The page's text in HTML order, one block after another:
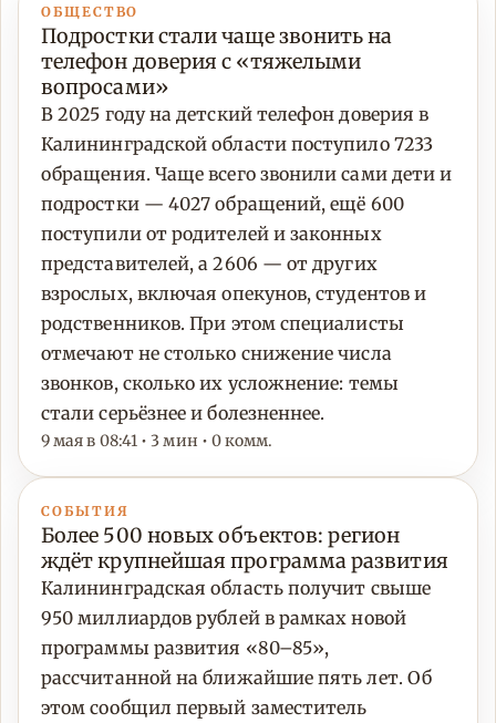
ОБЩЕСТВО
Подростки стали чаще звонить на
телефон доверия с «тяжелыми
вопросами»
В 2025 году на детский телефон доверия в
Калининградской области поступило 7233
обращения. Чаще всего звонили сами дети и
подростки — 4027 обращений, ещё 600
поступили от родителей и законных
представителей, а 2606 — от других
взрослых, включая опекунов, студентов и
родственников. При этом специалисты
отмечают не столько снижение числа
звонков, сколько их усложнение: темы
стали серьёзнее и болезненнее.
9 мая в 08:41 • 3 мин • 0 комм.
СОБЫТИЯ
Более 500 новых объектов: регион
ждёт крупнейшая программа развития
Калининградская область получит свыше
950 миллиардов рублей в рамках новой
программы развития «80–85»,
рассчитанной на ближайшие пять лет. Об
этом сообщил первый заместитель